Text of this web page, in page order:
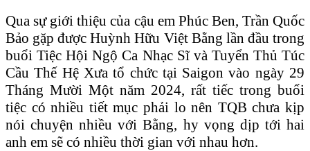
Qua sự giới thiệu của cậu em Phúc Ben, Trần Quốc
Bảo gặp được Huỳnh Hữu Việt Bằng lần đầu trong
buổi Tiệc Hội Ngộ Ca Nhạc Sĩ và Tuyển Thủ Túc
Cầu Thế Hệ Xưa tổ chức tại Saigon vào ngày 29
Tháng Mười Một năm 2024, rất tiếc trong buổi
tiệc có nhiều tiết mục phải lo nên TQB chưa kịp
nói chuyện nhiều với Bằng, hy vọng dịp tới hai
anh em sẽ có nhiều thời gian với nhau hơn.